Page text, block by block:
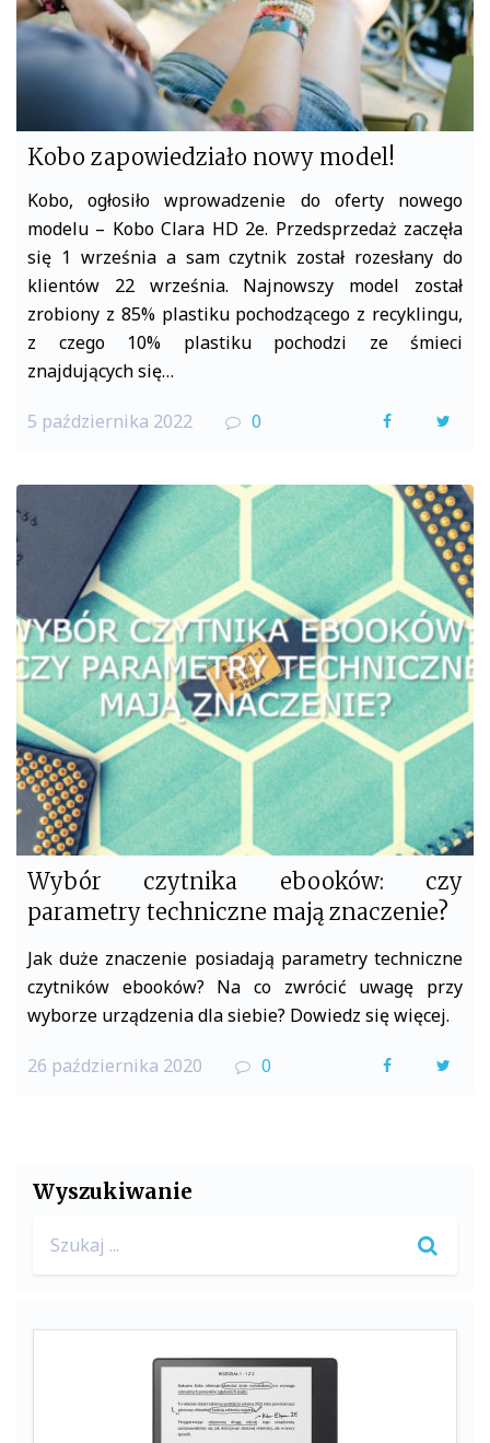
Kobo zapowiedziało nowy model!
Kobo, ogłosiło wprowadzenie do oferty nowego
modelu – Kobo Clara HD 2e. Przedsprzedaż zaczęła
się 1 września a sam czytnik został rozesłany do
klientów 22 września. Najnowszy model został
zrobiony z 85% plastiku pochodzącego z recyklingu,
z czego 10% plastiku pochodzi ze śmieci
znajdujących się…
5 października 2022 0
F
c
b
o
k
i
t
t
e
r
Wybór czytnika ebooków: czy
parametry techniczne mają znaczenie?
Jak duże znaczenie posiadają parametry techniczne
czytników ebooków? Na co zwrócić uwagę przy
wyborze urządzenia dla siebie? Dowiedz się więcej.
26 października 2020 0
F
k
Wyszukiwanie
for: